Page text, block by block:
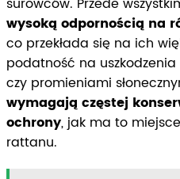
wysoką odpornością na
co przekłada się na ich
podatność na
czy promieniami
wymagają częstej
ochrony, jak ma to
rattanu.